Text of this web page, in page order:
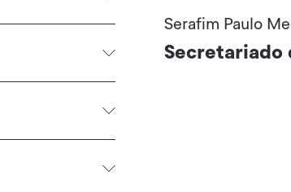
Serafim Paulo
Secretariado